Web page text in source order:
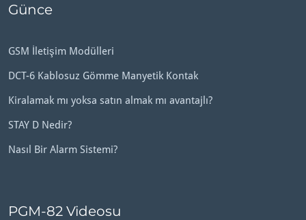
Günce
GSM İletişim Modülleri
DCT-6 Kablosuz Gömme Manyetik Kontak
Kiralamak mı yoksa satın almak mı avantajlı?
STAY D Nedir?
Nasıl Bir Alarm Sistemi?
PGM-82 Videosu